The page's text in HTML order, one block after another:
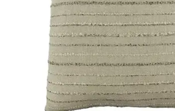
New!
vragen
Voorwaarden